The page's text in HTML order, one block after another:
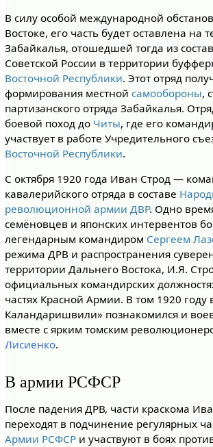
В силу особой международной
Востоке, его часть будет оставлена на
Забайкалья, отошедшей тогда из
Советской России в территории
Восточной Республики. Этот отряд
формирования местной самообороны,
партизанского отряда Забайкалья.
боевой поход до Читы, где его
участвует в работе Учредительного
Восточной Республики.
С октября 1920 года Иван Строд —
кавалерийского отряда в составе
революционной армии ДВР. Одно
семёновцев и японских интервентов
легендарным командиром Сергеем
режима ДРВ и распространения
территории Дальнего Востока, И.Я.
официальных командирских
частях Красной Армии. В том 1920 году
Каландаришвили» познакомился и
вместе с ярким томским
Лисиенко.
В армии РСФСР
После падения ДРВ, части краскома
переходят в подчинение регулярных
Армии РСФСРи участвуют в боях